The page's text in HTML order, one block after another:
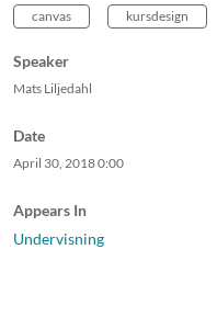
canvas kursdesign
Speaker
Mats Liljedahl
Date
April 30, 20180:00
Appears In
Undervisning